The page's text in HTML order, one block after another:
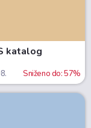
katalog
Sniženo do: 57%